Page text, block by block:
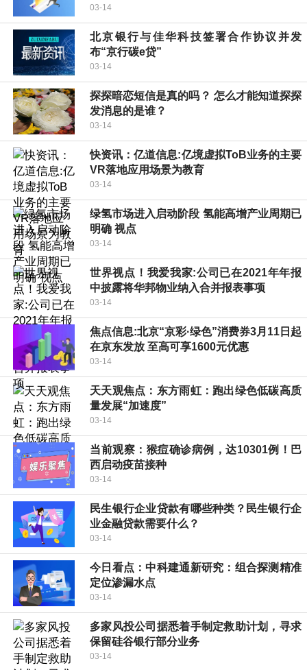
03-14
北京银行与佳华科技签署合作协议并发
布“京行碳e贷”
03-14
探探暗恋短信是真的吗？ 怎么才能知道探探
发消息的是谁？
03-14
快资讯：亿道信息:亿境虚拟ToB业务的主要
VR落地应用场景为教育
03-14
绿氢市场进入启动阶段 氢能高增产业周期已
明确 视点
03-14
世界视点！我爱我家:公司已在2021年年报
中披露将华邦物业纳入合并报表事项
03-14
焦点信息:北京“京彩·绿色”消费券3月11日起
在京东发放 至高可享1600元优惠
03-14
天天观焦点：东方雨虹：跑出绿色低碳高质
量发展“加速度”
03-14
当前观察：猴痘确诊病例，达10301例！巴
西启动疫苗接种
03-14
民生银行企业贷款有哪些种类？民生银行企
业金融贷款需要什么？
03-14
今日看点：中科建通新研究：组合探测精准
定位渗漏水点
03-14
多家风投公司据悉着手制定救助计划，寻求
保留硅谷银行部分业务
03-14